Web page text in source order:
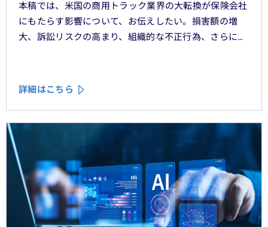
本稿では、米国の商用トラック業界の大転換が保険会社
にもたらす影響について、お伝えしたい。損害額の増
大、訴訟リスクの高まり、組織的な不正行為、さらには
詳細はこちら